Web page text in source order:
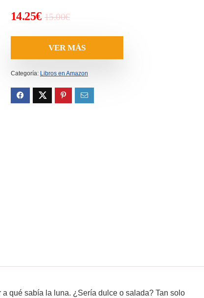
15.00€El
original
era:
15.00€.
14.25€
El
actual
es:
14.25€.
VER MÁS
Categoría: Libros en Amazon
qué sabía la luna. ¿Sería dulce o salada? Tan solo